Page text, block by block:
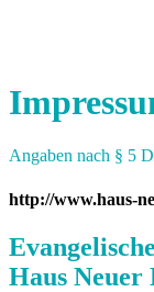
Angaben nach § 5
http://www.haus-
Haus Neuer